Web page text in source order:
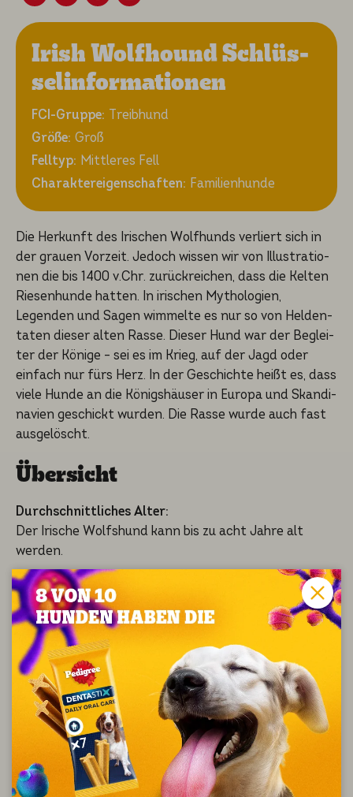
Irish Wolfhound Schlüs­
sel­in­for­ma­tio­nen
FCI-Gruppe: Treibhund
Größe: Groß
Felltyp: Mittleres Fell
Charaktereigenschaften: Familienhunde
Die Herkunft des Irischen Wolfhunds verliert sich in
der grauen Vorzeit. Jedoch wissen wir von Illustra­tio­
nen die bis 1400 v.Chr. zurück­rei­chen, dass die Kelten
Riesen­hun­de hatten. In irischen Mytholo­gi­en,
Legenden und Sagen wimmel­te es nur so von Helden­
ta­ten dieser alten Rasse. Dieser Hund war der Beglei­
ter der Könige – sei es im Krieg, auf der Jagd oder
einfach nur fürs Herz. In der Geschich­te heißt es, dass
viele Hunde an die Königs­häu­ser in Europa und Skandi­
na­vi­en geschickt wurden. Die Rasse wurde auch fast
ausgelöscht.
Übersicht
Durchschnittliches Alter:
Der Irische Wolfshund kann bis zu acht Jahre alt
werden.
Durchschnittsgröße und -gewicht:
Hündin­nen erreichen eine Größe von mindes­tens 71
cm und haben dabei ein Gewicht von mindes­tens 40,5
kg. Rüden erreichen eine Größe von mindes­tens 79 cm
und wigen dabei mindes­tens 54,5 kg.
Persönlichkeit, Charaktereigenschaften und
Temperament:
Der Irische Wolfshund wird oft der 'freund­li­che Riese'
der Hundewelt genannt. Seine stolze Haltung, seine
Würde und Intelli­genz sind nur einige seiner wunder­